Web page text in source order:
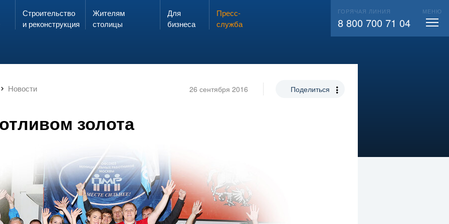
Запах газа?
ЗВОНИ 104 ВЫЗВАТЬ СЛЕСАРЯ
Строительство
и реконструкция
Жителям
столицы
Для
бизнеса
Пресс-
служба
ГОРЯЧАЯ ЛИНИЯ
8 800 700 71 04
МЕНЮ
Новости 26 сентября 2016 Поделиться
золота